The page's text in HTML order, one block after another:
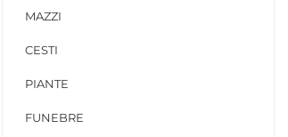
MAZZI
CESTI
PIANTE
FUNEBRE